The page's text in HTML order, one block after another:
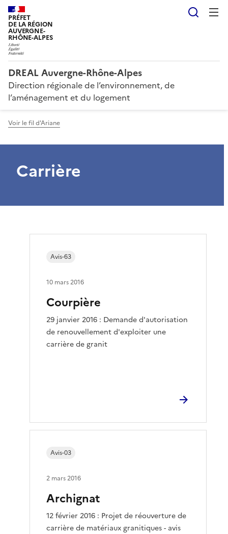
PRÉFET
DE LA RÉGION
AUVERGNE-
RHÔNE-ALPES
DREAL Auvergne-Rhône-Alpes
Direction régionale de l’environnement, de
l’aménagement et du logement
Voir le fil d'Ariane
Carrière
Courpière
29 janvier 2016 : Demande d'autorisation
de renouvellement d'exploiter une
carrière de granit
Avis-63
10 mars 2016
Archignat
12 février 2016 : Projet de réouverture de
carrière de matériaux granitiques - avis
Avis-03
2 mars 2016